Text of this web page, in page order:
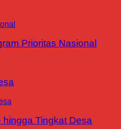
Prioritas Nasional
Tingkat Desa